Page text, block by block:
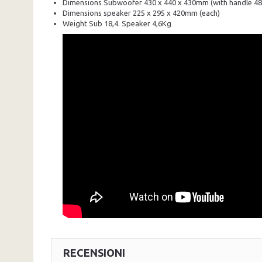
Dimensions Subwoofer 430 x 440 x 430mm (with handle
Dimensions speaker 225 x 295 x 420mm (each)
Weight Sub 18,4. Speaker 4,6Kg
RECENSIONI